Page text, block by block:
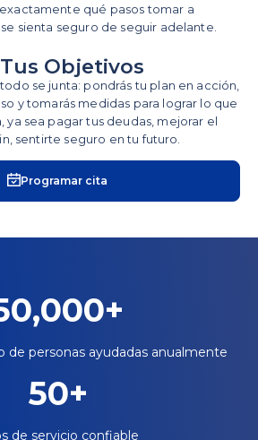
qué pasos tomar a
sienta seguro de seguir adelante.
Objetivos
se junta: pondrás tu plan en acción,
y tomarás medidas para lograr lo que
ya sea pagar tus deudas, mejorar el
sentirte seguro en tu futuro.
Programar cita
de personas ayudadas anualmente
50+
de servicio confiable